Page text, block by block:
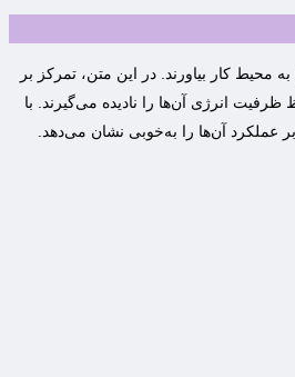
محیط کار بیاورند. در این متن، تمرکز بر
انرژی آن‌ها را نادیده می‌گیرند. با
عملکرد آن‌ها را به‌خوبی نشان می‌دهد.